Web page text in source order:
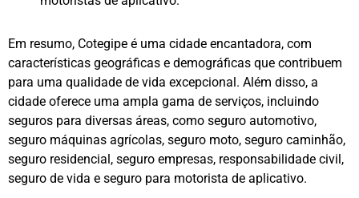
Em resumo, Cotegipe é uma cidade encantadora, com
características geográficas e demográficas que contribuem
para uma qualidade de vida excepcional. Além disso, a
cidade oferece uma ampla gama de serviços, incluindo
seguros para diversas áreas, como seguro automotivo,
seguro máquinas agrícolas, seguro moto, seguro caminhão,
seguro residencial, seguro empresas, responsabilidade civil,
seguro de vida e seguro para motorista de aplicativo.